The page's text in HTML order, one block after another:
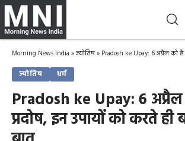
Morning News India »ज्योतिष» Pradosh ke Upay: 6 अप्रैल को है शनि प्रदोष,
ज्योतिष धर्म
Pradosh ke Upay: 6
प्रदोष, इन उपायों को करते ही